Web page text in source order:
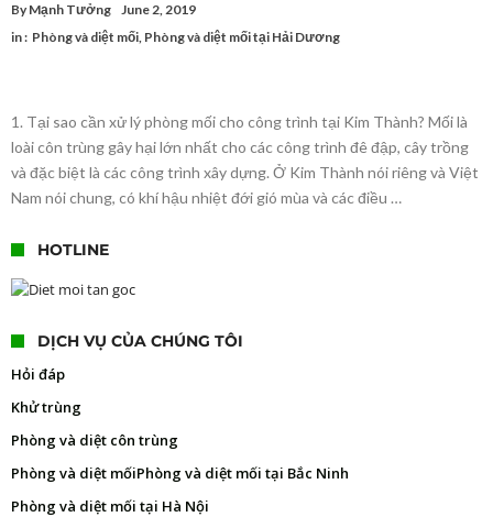
By Mạnh Tưởng June 2, 2019
in : Phòng và diệt mối, Phòng và diệt mối tại Hải Dương
1. Tại sao cần xử lý phòng mối cho công trình tại Kim Thành? Mối là
loài côn trùng gây hại lớn nhất cho các công trình đê đập, cây trồng
và đặc biệt là các công trình xây dựng. Ở Kim Thành nói riêng và Việt
Nam nói chung, có khí hậu nhiệt đới gió mùa và các điều …
HOTLINE
DỊCH VỤ CỦA CHÚNG TÔI
Hỏi đáp
Khử trùng
Phòng và diệt côn trùng
Phòng và diệt mốiPhòng và diệt mối tại Bắc Ninh
Phòng và diệt mối tại Hà Nội